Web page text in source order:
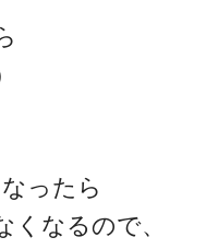
ったら
くなるので、